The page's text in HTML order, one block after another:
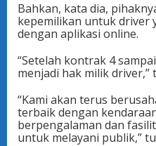
Bahkan, kata dia,
kepemilikan untuk driver
dengan aplikasi online.
“Setelah kontrak 4
menjadi hak milik driver,”
“Kami akan terus
terbaik dengan
berpengalaman dan
untuk melayani publik,”